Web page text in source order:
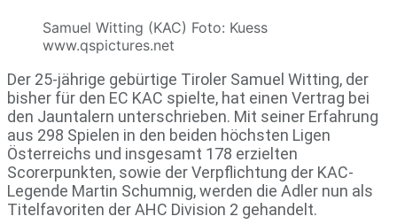
Samuel Witting (KAC) Foto: Kuess
www.qspictures.net
Der 25-jährige gebürtige Tiroler Samuel Witting, der
bisher für den EC KAC spielte, hat einen Vertrag bei
den Jauntalern unterschrieben. Mit seiner Erfahrung
aus 298 Spielen in den beiden höchsten Ligen
Österreichs und insgesamt 178 erzielten
Scorerpunkten, sowie der Verpflichtung der KAC-
Legende Martin Schumnig, werden die Adler nun als
Titelfavoriten der AHC Division 2 gehandelt.